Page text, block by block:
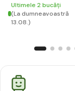
Ultimele 2 bucăți
(La dumneavoastră
13.08.)